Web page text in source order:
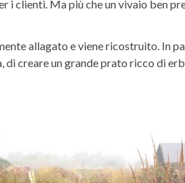
clienti. Ma più che un vivaio ben
allagato e viene ricostruito. In
creare un grande prato ricco di